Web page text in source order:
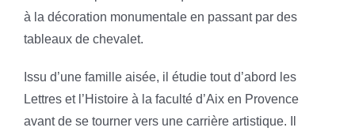
à la décoration monumentale en passant par des
tableaux de chevalet.
Issu d’une famille aisée, il étudie tout d’abord les
Lettres et l’Histoire à la faculté d’Aix en Provence
avant de se tourner vers une carrière artistique. Il